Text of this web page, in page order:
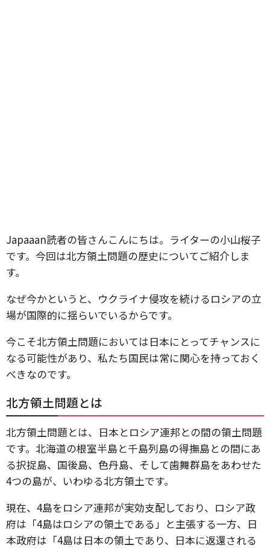
Japaaan読者の皆さんこんにちは。ライターの小山桜子
です。今回は北方領土問題の歴史についてご紹介しま
す。
なぜ今かというと、ウクライナ侵攻を続けるロシアの立
場が国際的に揺らいでいるからです。
今こそ北方領土問題においては日本にとってチャンスに
なる可能性があり、私たち国民は常に関心を持っておく
べきなのです。
北方領土問題とは
北方領土問題とは、日本とロシア連邦との間の領土問題
です。北海道の根室半島と千島列島の得撫島との間にあ
る択捉島、国後島、色丹島、そして歯舞群島をあわせた
4つの島が、いわゆる北方領土です。
現在、4島をロシア連邦が実効支配しており、ロシア政
府は「4島はロシアの領土である」と主張する一方、日
本政府は「4島は日本の領土であり、日本に返還される